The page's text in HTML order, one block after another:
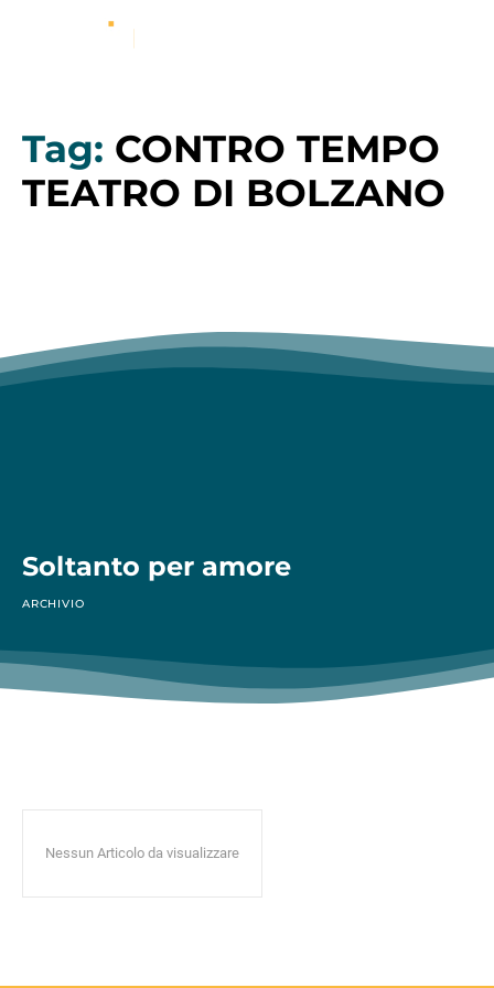
Tag: CONTRO TEMPO
TEATRO DI BOLZANO
Soltanto per amore
ARCHIVIO
Nessun Articolo da visualizzare